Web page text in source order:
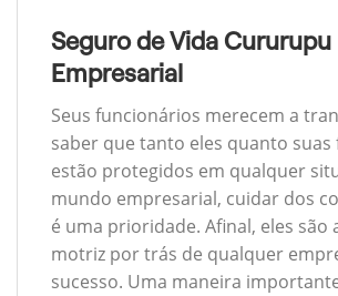
Seguro de Vida Cururupu
Empresarial
Seus funcionários merecem a
saber que tanto eles quanto suas
estão protegidos em qualquer
mundo empresarial, cuidar dos
é uma prioridade. Afinal, eles são
motriz por trás de qualquer
sucesso. Uma maneira